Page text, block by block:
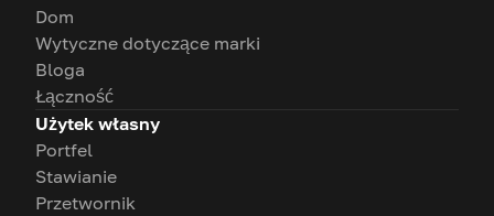
Dom
Wytyczne dotyczące marki
Bloga
Łączność
Użytek własny
Portfel
Stawianie
Przetwornik